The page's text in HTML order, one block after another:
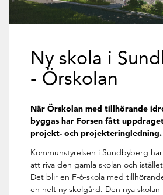
Ny skola i
- Örskolan
När Örskolan med tillhörande
byggas har Forsen fått
projekt- och projekteringledning.
Kommunstyrelsen i Sundbyberg
att riva den gamla skolan och
Det blir en F-6-skola med
en helt ny skolgård. Den nya